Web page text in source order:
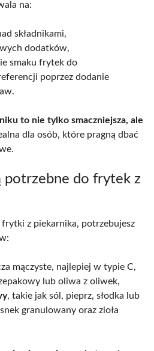
na:
składnikami,
dodatków,
smaku frytek do
poprzez dodanie
to nie tylko smaczniejsza, ale
dla osób, które pragną dbać
potrzebne do frytek z
z piekarnika, potrzebujesz
mączyste, najlepiej w typie C,
lub oliwa z oliwek,
, takie jak sól, pieprz, słodka lub
granulowany oraz zioła